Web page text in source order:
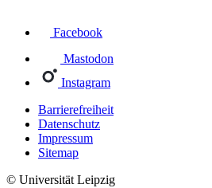
Facebook
Mastodon
Instagram
Barrierefreiheit
Datenschutz
Impressum
Sitemap
© Universität Leipzig